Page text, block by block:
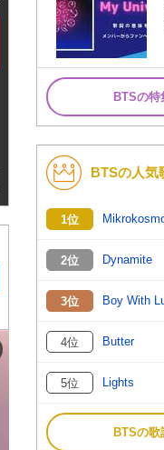
BTSの特
BTSの人気
1位
2位 Dynamite
3位 Boy With
4位 Butter
5位 Lights
BTSの歌